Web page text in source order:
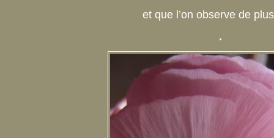
et que l’on observe de
.